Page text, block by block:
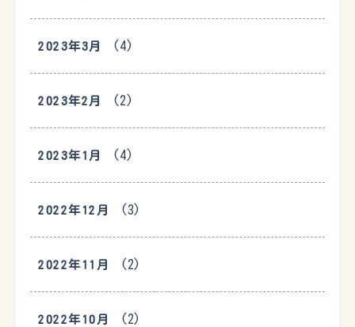
2023年3月 (4)
2023年2月 (2)
2023年1月 (4)
2022年12月 (3)
2022年11月 (2)
2022年10月 (2)